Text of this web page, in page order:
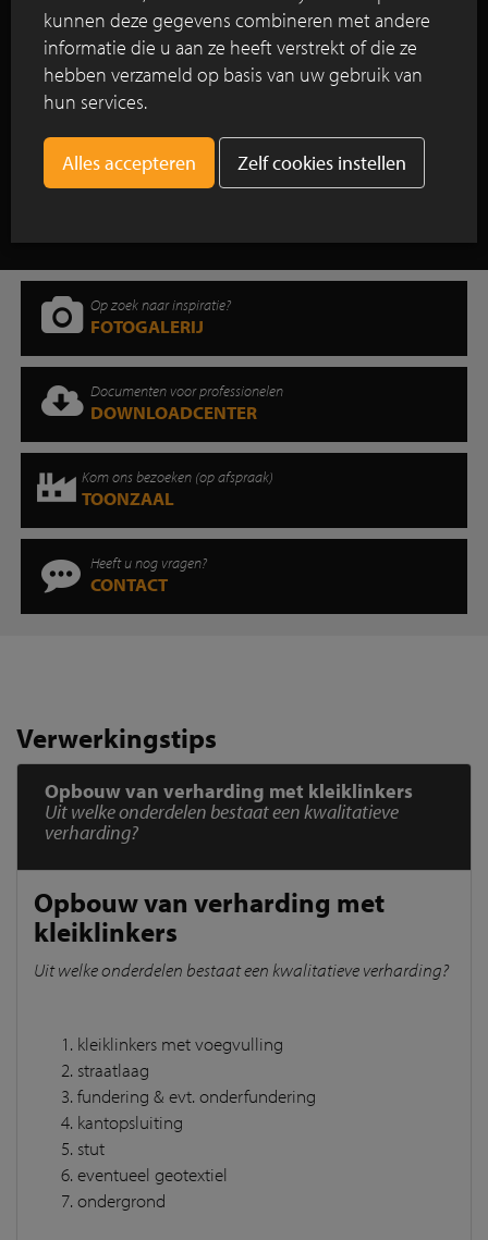
ontmoetingsplek
Herinrichting met straatbakstenen in
historisch centrum Utrecht
Toon alle reportages
Op zoek naar inspiratie?
FOTOGALERIJ
Documenten voor professionelen
DOWNLOADCENTER
Kom ons bezoeken (op afspraak)
TOONZAAL
Heeft u nog vragen?
CONTACT
Verwerkingstips
Opbouw van verharding met kleiklinkers
Uit welke onderdelen bestaat een kwalitatieve
verharding?
Opbouw van verharding met
kleiklinkers
Uit welke onderdelen bestaat een kwalitatieve verharding?
kleiklinkers met voegvulling
straatlaag
fundering & evt. onderfundering
kantopsluiting
stut
eventueel geotextiel
ondergrond
kunnen deze gegevens combineren met andere
informatie die u aan ze heeft verstrekt of die ze
hebben verzameld op basis van uw gebruik van
hun services.
Zelf cookies instellen